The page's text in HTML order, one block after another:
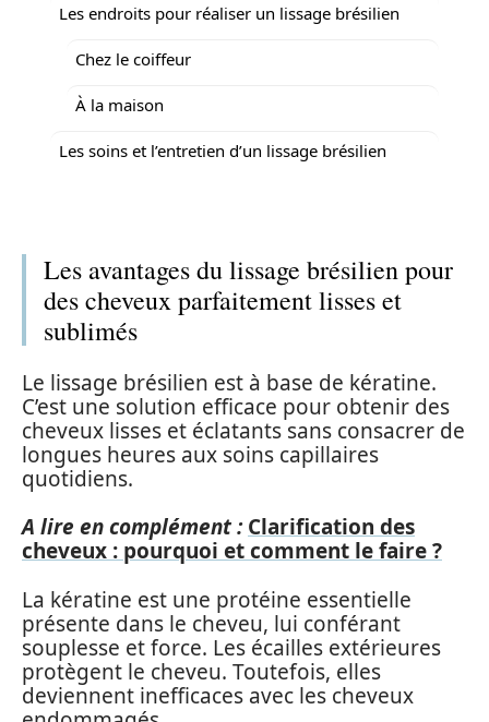
Les endroits pour réaliser un lissage brésilien
Chez le coiffeur
À la maison
Les soins et l’entretien d’un lissage brésilien
Les avantages du lissage brésilien pour
des cheveux parfaitement lisses et
sublimés
Le lissage brésilien est à base de kératine.
C’est une solution efficace pour obtenir des
cheveux lisses et éclatants sans consacrer de
longues heures aux soins capillaires
quotidiens.
A lire en complément : Clarification des
cheveux : pourquoi et comment le faire ?
La kératine est une protéine essentielle
présente dans le cheveu, lui conférant
souplesse et force. Les écailles extérieures
protègent le cheveu. Toutefois, elles
deviennent inefficaces avec les cheveux